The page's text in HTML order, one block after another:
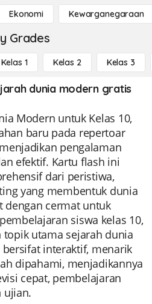
Ekonomi Kewarganegaraan
Grades
Kelas 1 Kelas 2 Kelas 3
dunia modern gratis
Modern untuk Kelas 10,
baru pada repertoar
pengalaman
efektif. Kartu flash ini
dari peristiwa,
yang membentuk dunia
dengan cermat untuk
siswa kelas 10,
utama sejarah dunia
interaktif, menarik
dipahami, menjadikannya
cepat, pembelajaran
ujian.